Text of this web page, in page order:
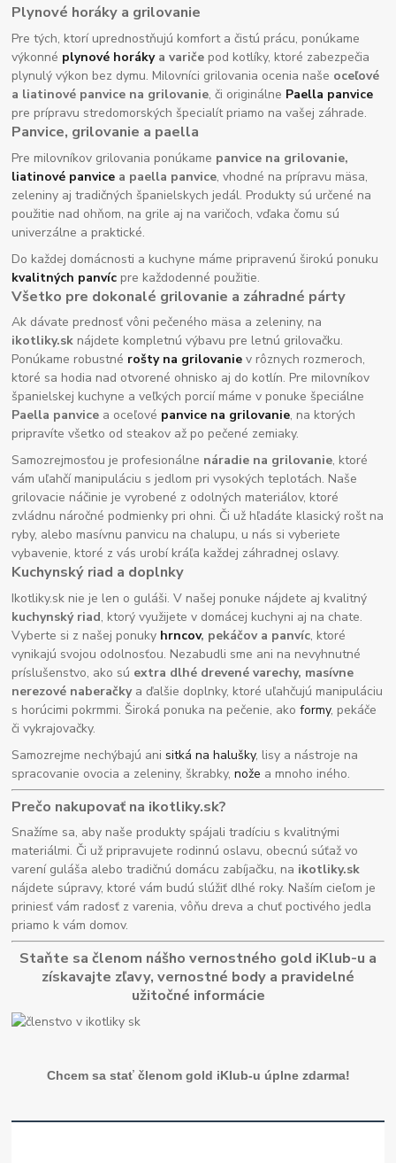
Plynové horáky a grilovanie
Pre tých, ktorí uprednostňujú komfort a čistú prácu, ponúkame
výkonné plynové horákya variče pod kotlíky, ktoré zabezpečia
plynulý výkon bez dymu. Milovníci grilovania ocenia naše oceľové
a liatinové panvice na grilovanie, či originálne Paella panvice
pre prípravu stredomorských špecialít priamo na vašej záhrade.
Panvice, grilovanie a paella
Pre milovníkov grilovania ponúkame panvice na grilovanie,
liatinové panvice a paella panvice, vhodné na prípravu mäsa,
zeleniny aj tradičných španielskych jedál. Produkty sú určené na
použitie nad ohňom, na grile aj na varičoch, vďaka čomu sú
univerzálne a praktické.
Do každej domácnosti a kuchyne máme pripravenú širokú ponuku
kvalitných panvíc pre každodenné použitie.
Všetko pre dokonalé grilovanie a záhradné párty
Ak dávate prednosť vôni pečeného mäsa a zeleniny, na
ikotliky.sk nájdete kompletnú výbavu pre letnú grilovačku.
Ponúkame robustné rošty na grilovanie v rôznych rozmeroch,
ktoré sa hodia nad otvorené ohnisko aj do kotlín. Pre milovníkov
španielskej kuchyne a veľkých porcií máme v ponuke špeciálne
Paella panvice a oceľové panvice na grilovanie, na ktorých
pripravíte všetko od steakov až po pečené zemiaky.
Samozrejmosťou je profesionálne náradie na grilovanie, ktoré
vám uľahčí manipuláciu s jedlom pri vysokých teplotách. Naše
grilovacie náčinie je vyrobené z odolných materiálov, ktoré
zvládnu náročné podmienky pri ohni. Či už hľadáte klasický rošt na
ryby, alebo masívnu panvicu na chalupu, u nás si vyberiete
vybavenie, ktoré z vás urobí kráľa každej záhradnej oslavy.
Kuchynský riad a doplnky
Ikotliky.sk nie je len o guláši. V našej ponuke nájdete aj kvalitný
kuchynský riad, ktorý využijete v domácej kuchyni aj na chate.
Vyberte si z našej ponuky hrncov, pekáčov a panvíc, ktoré
vynikajú svojou odolnosťou. Nezabudli sme ani na nevyhnutné
príslušenstvo, ako sú extra dlhé drevené varechy, masívne
nerezové naberačkya ďalšie doplnky, ktoré uľahčujú manipuláciu
s horúcimi pokrmmi. Široká ponuka na pečenie, akoformy, pekáče
či vykrajovačky.
Samozrejme nechýbajú anisitká na halušky, lisy a nástroje na
spracovanie ovocia a zeleniny, škrabky,nože a mnoho iného.
Prečo nakupovať na ikotliky.sk?
Snažíme sa, aby naše produkty spájali tradíciu s kvalitnými
materiálmi. Či už pripravujete rodinnú oslavu, obecnú súťaž vo
varení guláša alebo tradičnú domácu zabíjačku, na ikotliky.sk
nájdete súpravy, ktoré vám budú slúžiť dlhé roky. Naším cieľom je
priniesť vám radosť z varenia, vôňu dreva a chuť poctivého jedla
priamo k vám domov.
Staňte sa členom nášho vernostného gold iKlub-u a
získavajte zľavy, vernostné body a pravidelné
užitočné informácie
Chcem sa stať členom gold iKlub-u úplne zdarma!